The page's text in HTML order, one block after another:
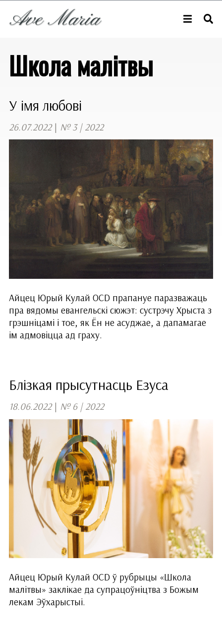
Школа малітвы
У імя любові
26.07.2022 | № 3 | 2022
Айцец Юрый Кулай OCD прапануе паразважаць
пра вядомы евангельскі сюжэт: сустрэчу Хрыста з
грэшніцамі і тое, як Ён не асуджае, а дапамагае
ім адмовіцца ад граху.
Блізкая прысутнасць Езуса
18.06.2022 | № 6 | 2022
Айцец Юрый Кулай OCD ў рубрыцы «Школа
малітвы» заклікае да супрацоўніцтва з Божым
лекам Эўхарыстыі.